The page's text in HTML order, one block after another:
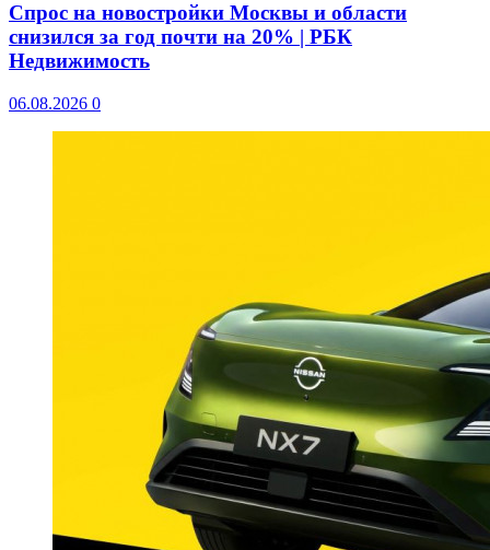
Спрос на новостройки Москвы и области
снизился за год почти на 20% | РБК
Недвижимость
06.08.2026 0